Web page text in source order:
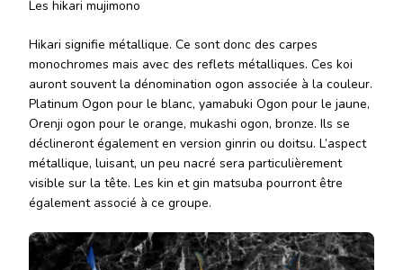
Les hikari mujimono
Hikari signifie métallique. Ce sont donc des carpes
monochromes mais avec des reflets métalliques. Ces koi
auront souvent la dénomination ogon associée à la couleur.
Platinum Ogon pour le blanc, yamabuki Ogon pour le jaune,
Orenji ogon pour le orange, mukashi ogon, bronze. Ils se
déclineront également en version ginrin ou doitsu. L’aspect
métallique, luisant, un peu nacré sera particulièrement
visible sur la tête. Les kin et gin matsuba pourront être
également associé à ce groupe.